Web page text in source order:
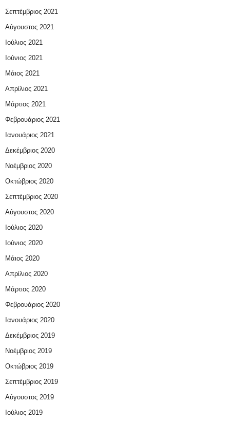
Σεπτέμβριος 2021
Αύγουστος 2021
Ιούλιος 2021
Ιούνιος 2021
Μάιος 2021
Απρίλιος 2021
Μάρτιος 2021
Φεβρουάριος 2021
Ιανουάριος 2021
Δεκέμβριος 2020
Νοέμβριος 2020
Οκτώβριος 2020
Σεπτέμβριος 2020
Αύγουστος 2020
Ιούλιος 2020
Ιούνιος 2020
Μάιος 2020
Απρίλιος 2020
Μάρτιος 2020
Φεβρουάριος 2020
Ιανουάριος 2020
Δεκέμβριος 2019
Νοέμβριος 2019
Οκτώβριος 2019
Σεπτέμβριος 2019
Αύγουστος 2019
Ιούλιος 2019